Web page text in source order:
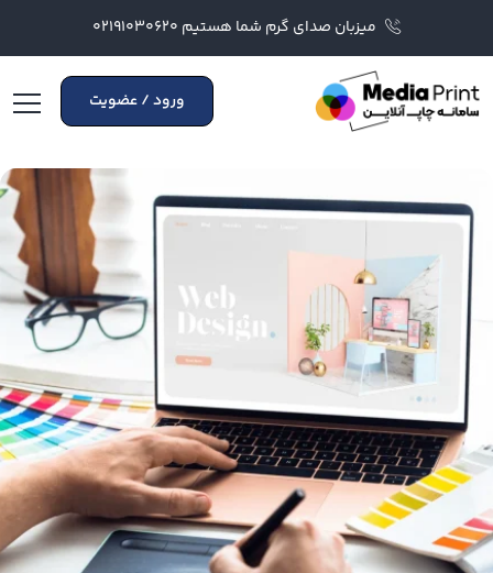
میزبان صدای گرم شما هستیم ۰۲۱۹۱۰۳۰۶۲۰
ورود / عضویت